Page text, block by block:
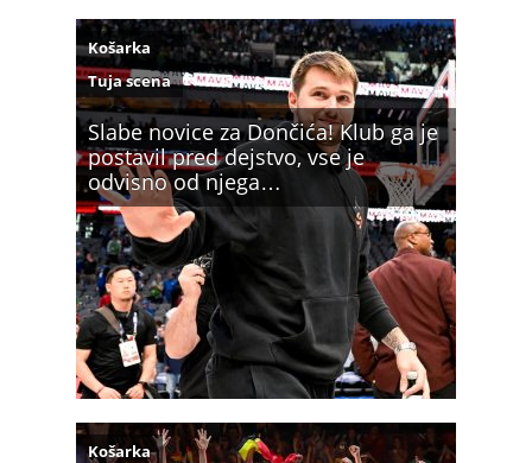
Slabe novice za Dončića! Klub ga je
postavil pred dejstvo, vse je
odvisno od njega…
Košarka
Tuja scena
Košarka